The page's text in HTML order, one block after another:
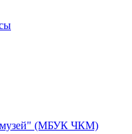
музей" (МБУК ЧКМ)